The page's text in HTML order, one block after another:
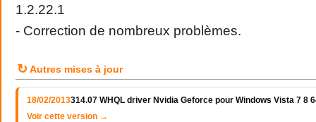
1.2.22.1
- Correction de nombreux problèmes.
↻ Autres mises à jour
18/02/2013314.07 WHQL driver Nvidia Geforce pour Windows Vista 7 8
Voir cette version →